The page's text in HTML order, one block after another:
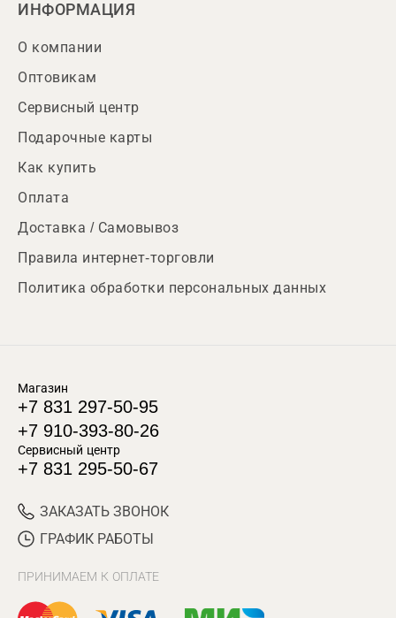
ИНФОРМАЦИЯ
О компании
Оптовикам
Сервисный центр
Подарочные карты
Как купить
Оплата
Доставка / Самовывоз
Правила интернет-торговли
Политика обработки персональных данных
Магазин
+7 831 297-50-95
+7 910-393-80-26
Сервисный центр
+7 831 295-50-67
ЗАКАЗАТЬ ЗВОНОК
ГРАФИК РАБОТЫ
ПРИНИМАЕМ К ОПЛАТЕ